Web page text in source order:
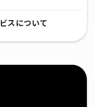
スについて